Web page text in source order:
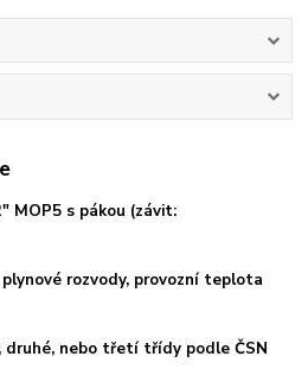
MOP5 s pákou (závit:
rozvody, provozní teplota
druhé, nebo třetí třídy podle ČSN